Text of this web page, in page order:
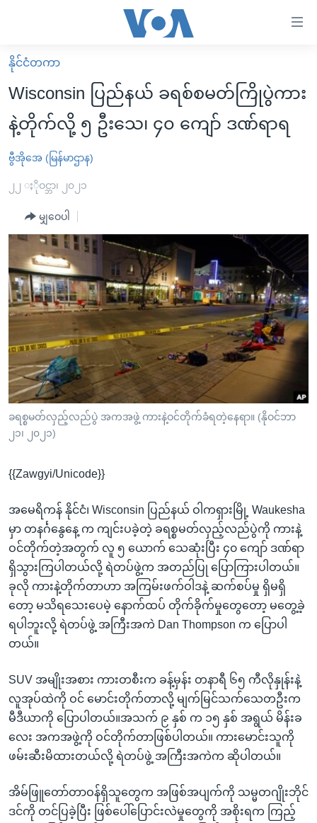
လွယ်ကူ
စေ
သည့်
Link
များ
ပင်မ
ကျော်
ကြည့်
ရန်
ပင်မ
အ
ညွန်း
စာမျက်နှာ
သို့
ကျော်
ကြည့်
ရန်
သို့
ကျော်
ရန်
မူလစာမျက်နှာ
မြန်မာ
ကမ္ဘာ့သတင်းများ
နိုင်ငံတကာ
အစ္စရေး-ပါလက်စတိုင်း
ဗွီဒီယို
အင်္ဂလိပ်စာလေ့လာမယ်
အမေရိကန်သုံးအီဒီယံ
မကြေးမုံရဲ့ အင်္ဂလိပ်စာ
ရုပ်ရှင်ထဲက အင်္ဂလိပ်စာ
သုတပဒေသာ အင်္ဂလိပ်စာ
အပတ်စဉ်ကဏ္ဍများ
ရေဒီယို
တီဗွီ
ရေဒီယိုနှင့်ရုပ်သံ အချက်အလက်များ
ရေဒီယို/တီဗွီအစီအစဉ်
Learning English
ဗွီအိုအေ လူမှုကွန်ယက်များ
နိုင်ငံတကာ
Wisconsin ပြည်နယ် ခရစ်စမတ်ကြိုပွဲကား
နဲ့တိုက်လို့ ၅ ဦးသေ၊ ၄၀ ကျော် ဒဏ်ရာရ
ဗွီအိုအေ (မြန်မာဌာန)
၂၂ ႏိုဝင္ဘာ၊ ၂၀၂၁
မျှဝေပါ
ခရစ္စမတ်လှည့်လည်ပွဲ အကအဖွဲ့ ကားနဲ့ဝင်တိုက်ခံရတဲ့နေရာ။ (နိုဝင်ဘာ
၂၁၊ ၂၀၂၁)
{{Zawgyi/Unicode}}
အမေရိကန် နိုင်ငံ၊ Wisconsin ပြည်နယ် ဝါကရှားမြို့ Waukesha
မှာ တနင်္ဂနွေနေ့ က ကျင်းပခဲ့တဲ့ ခရစ္စမတ်လှည့်လည်ပွဲကို ကားနဲ့
ဝင်တိုက်တဲ့အတွက် လူ ၅ ယောက် သေဆုံးပြီး ၄၀ ကျော် ဒဏ်ရာ
ရှိသွားကြပါတယ်လို့ ရဲတပ်ဖွဲ့က အတည်ပြု ပြောကြားပါတယ်။
ခုလို ကားနဲ့တိုက်တာဟာ အကြမ်းဖက်ဝါဒနဲ့ ဆက်စပ်မှု ရှိမရှိ
တော့ မသိရသေးပေမဲ့ နောက်ထပ် တိုက်ခိုက်မှုတွေတော့ မတွေ့ခဲ့
ရပါဘူးလို့ ရဲတပ်ဖွဲ့ အကြီးအကဲ Dan Thompson က ပြောပါ
တယ်။
SUV အမျိုးအစား ကားတစီးက ခန့်မှန်း တနာရီ ၆၅ ကီလိုနှုန်းနဲ့
လူအုပ်ထဲကို ဝင် မောင်းတိုက်တာလို့ မျက်မြင်သက်သေတဦးက
မီဒီယာကို ပြောပါတယ်။အသက် ၉ နှစ် က ၁၅ နှစ် အရွယ် မိန်းခ
လေး အကအဖွဲ့ကို ဝင်တိုက်တာဖြစ်ပါတယ်။ ကားမောင်းသူကို
ဖမ်းဆီးမိထားတယ်လို့ ရဲတပ်ဖွဲ့ အကြီးအကဲက ဆိုပါတယ်။
အိမ်ဖြူတော်တာဝန်ရှိသူတွေက အဖြစ်အပျက်ကို သမ္မတဂျိုးဘိုင်
ဒင်ကို တင်ပြခဲ့ပြီး ဖြစ်ပေါ်ပြောင်းလဲမှုတွေကို အစိုးရက ကြည့်